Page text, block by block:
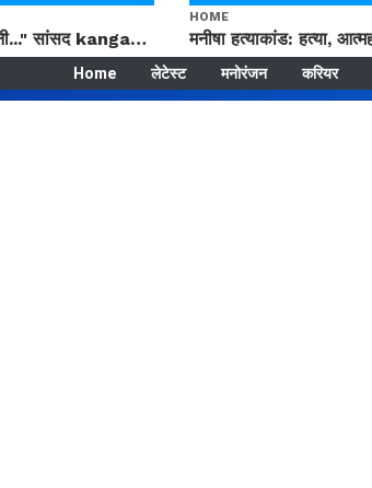
हम सनातनी..." सांसद kangana Ranaut से क्या बोली लड़की? Viral Jantar-Mantar | CJP protest
HOME
Home लेटेस्ट मनोरंजन करियर